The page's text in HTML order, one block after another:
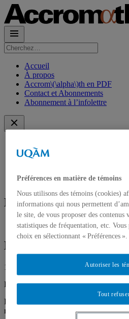
Rechercher :
Accueil
À propos
Accrom\(\alpha\)th en PDF
Contact et Abonnements
Abonnement à l’infolettre
À propos
Abonnement à l’infolettre
Écrit parFrance Caron
Les mathématiques du
1 juillet 2007
Par France Caron,André Garon
En faisant le pont entre la santé et le
mathématiques permettent
Préférences en matière de témoins
Nous utilisons des témoins (cookies)
informations qui nous permettent
le site, de vous proposer des contenus
statistiques de fréquentation, etc.
choix en sélectionnant « Préférences ».
Tout
Autoriser les